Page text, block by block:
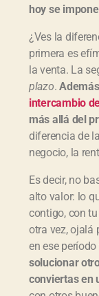
hoy se
¿Ves la
primera es
la venta. La
plazo.
intercambio
más allá del
diferencia de
negocio, la
Es decir, no
alto valor: lo
contigo, con
otra vez, ojalá
en ese período
solucionar
conviertas en